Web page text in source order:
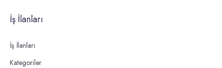
İş İlanları
İş İlanları
Kategoriler